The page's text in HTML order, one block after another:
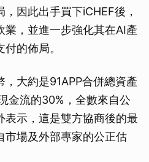
因此出手買下iCHEF後，
業，並進一步強化其在AI產
的佈局。
大約是91APP合併總資產
金流的30%，全數來自公
表示，這是雙方協商後的最
市場及外部專家的公正估